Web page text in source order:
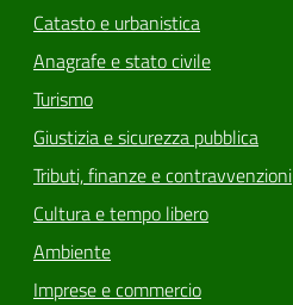
Catasto e urbanistica
Anagrafe e stato civile
Turismo
Giustizia e sicurezza pubblica
Tributi, finanze e contravvenzioni
Cultura e tempo libero
Ambiente
Imprese e commercio